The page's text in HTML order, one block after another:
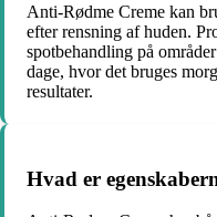
Anti-Rødme Creme kan
efter rensning af huden.
spotbehandling på
dage, hvor det bruges
resultater.
Hvad er